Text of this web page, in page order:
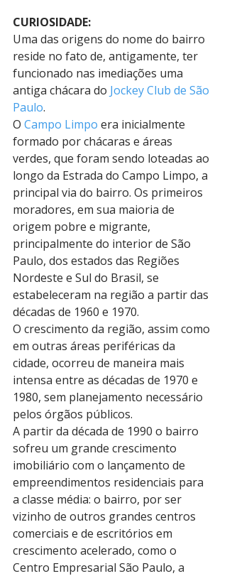
CURIOSIDADE:
Uma das origens do nome do bairro
reside no fato de, antigamente, ter
funcionado nas imediações uma
antiga chácara do Jockey Club de São
Paulo.
O Campo Limpo era inicialmente
formado por chácaras e áreas
verdes, que foram sendo loteadas ao
longo da Estrada do Campo Limpo, a
principal via do bairro. Os primeiros
moradores, em sua maioria de
origem pobre e migrante,
principalmente do interior de São
Paulo, dos estados das Regiões
Nordeste e Sul do Brasil, se
estabeleceram na região a partir das
décadas de 1960 e 1970.
O crescimento da região, assim como
em outras áreas periféricas da
cidade, ocorreu de maneira mais
intensa entre as décadas de 1970 e
1980, sem planejamento necessário
pelos órgãos públicos.
A partir da década de 1990 o bairro
sofreu um grande crescimento
imobiliário com o lançamento de
empreendimentos residenciais para
a classe média: o bairro, por ser
vizinho de outros grandes centros
comerciais e de escritórios em
crescimento acelerado, como o
Centro Empresarial São Paulo, a